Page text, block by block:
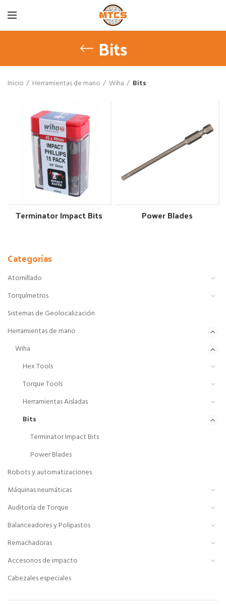
Bits
Categorías
Atornillado
Torquímetros
Sistemas de Geolocalización
Herramientas de mano
Wiha
Hex Tools
Torque Tools
Herramientas Aisladas
Bits
Terminator Impact Bits
Power Blades
Robots y automatizaciones
Máquinas neumáticas
Auditoría de Torque
Balanceadores y Polipastos
Remachadoras
Accesorios de impacto
Cabezales especiales
Inicio Herramientas de mano Wiha Bits
Terminator Impact Bits Power Blades